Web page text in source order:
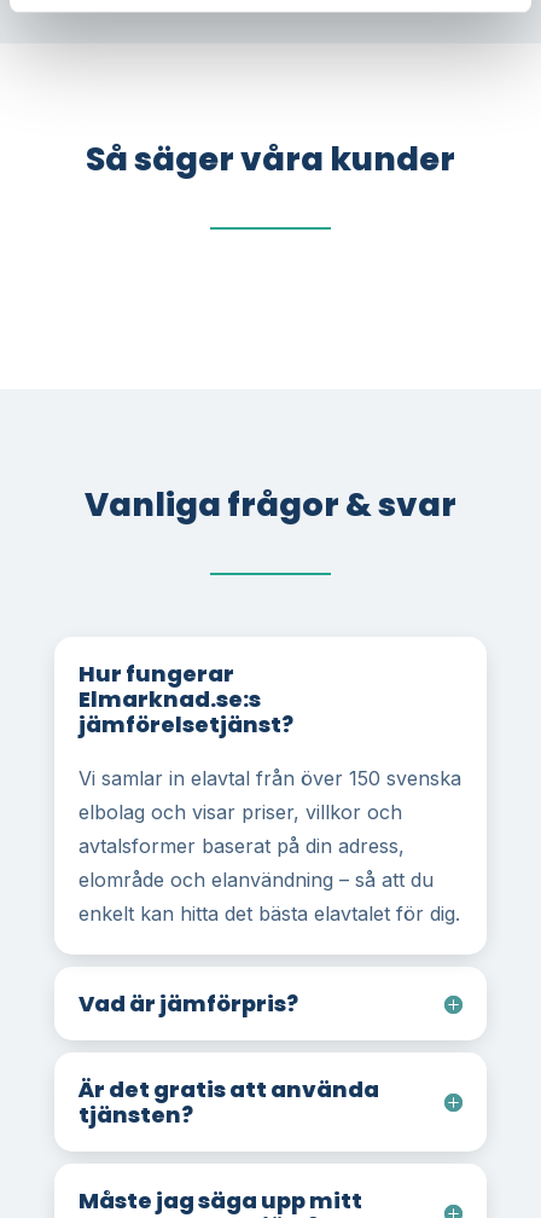
Så säger våra kunder
Vanliga frågor & svar
Hur fungerar
Elmarknad.se:s
jämförelsetjänst?
Vi samlar in elavtal från över 150 svenska
elbolag och visar priser, villkor och
avtalsformer baserat på din adress,
elområde och elanvändning – så att du
enkelt kan hitta det bästa elavtalet för dig.
Vad är jämförpris?
Är det gratis att använda
tjänsten?
Måste jag säga upp mitt